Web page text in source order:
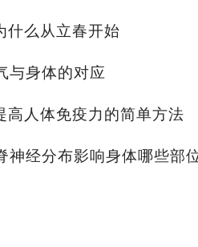
什么从立春开始
与身体的对应
高人体免疫力的简单方法
神经分布影响身体哪些部